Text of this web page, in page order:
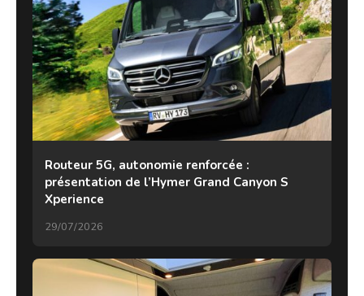
Routeur 5G, autonomie renforcée :
présentation de l’Hymer Grand Canyon S
Xperience
29/07/2026